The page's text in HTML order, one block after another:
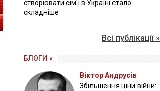
створювати сім'ї в Україні стало
складніше
Всі публікації »
БЛОГИ »
Віктор Андрусів
Збільшення ціни війни: